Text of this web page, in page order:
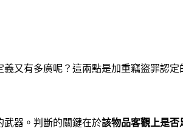
又有多廣呢？這兩點是加重竊盜罪認定
武器。判斷的關鍵在於該物品客觀上是否